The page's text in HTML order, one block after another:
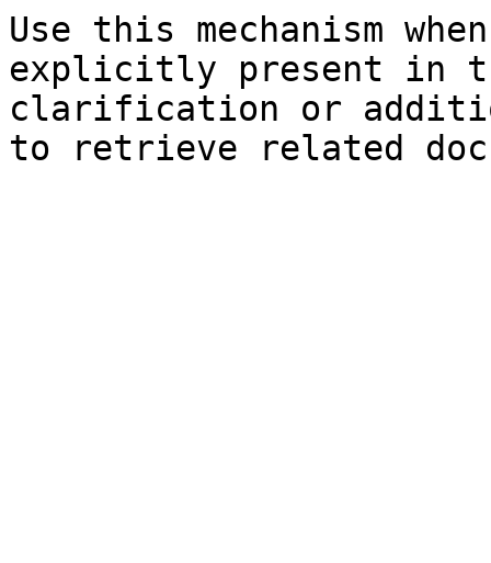
Use this mechanism
explicitly present in
clarification or